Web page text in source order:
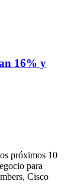
16% y
próximos 10
para
Cisco